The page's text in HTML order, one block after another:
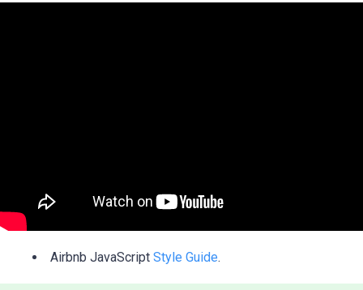
Airbnb JavaScript Style Guide.